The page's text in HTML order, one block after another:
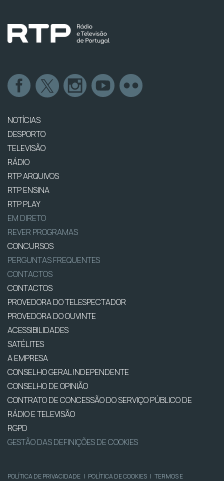
NOTÍCIAS
DESPORTO
TELEVISÃO
RÁDIO
RTP ARQUIVOS
RTP ENSINA
RTP PLAY
EM DIRETO
REVER PROGRAMAS
CONCURSOS
PERGUNTAS FREQUENTES
CONTACTOS
CONTACTOS
PROVEDORA DO TELESPECTADOR
PROVEDORA DO OUVINTE
ACESSIBILIDADES
SATÉLITES
A EMPRESA
CONSELHO GERAL INDEPENDENTE
CONSELHO DE OPINIÃO
CONTRATO DE CONCESSÃO DO SERVIÇO PÚBLICO DE
RÁDIO E TELEVISÃO
RGPD
GESTÃO DAS DEFINIÇÕES DE COOKIES
POLÍTICA DE PRIVACIDADE | POLÍTICA DE COOKIES | TERMOS E